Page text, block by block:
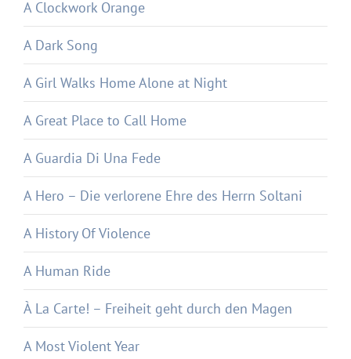
A Clockwork Orange
A Dark Song
A Girl Walks Home Alone at Night
A Great Place to Call Home
A Guardia Di Una Fede
A Hero – Die verlorene Ehre des Herrn Soltani
A History Of Violence
A Human Ride
À La Carte! – Freiheit geht durch den Magen
A Most Violent Year